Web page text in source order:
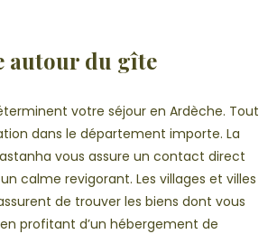
autour du gîte
votre séjour en Ardèche. Tout
dans le département importe. La
vous assure un contact direct
calme revigorant. Les villages et villes
de trouver les biens dont vous
profitant d’un hébergement de